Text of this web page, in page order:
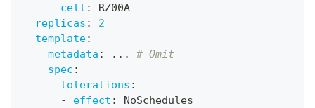
cell :
RZ00A
replicas :
2
template:
metadata : ...
# Omit
spec :
tolerations :
-
effect :
NoSchedules